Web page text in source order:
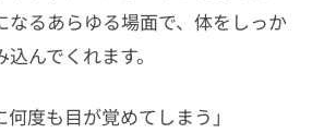
なるあらゆる場面で、体をしっか
んでくれます。
何度も目が覚めてしまう」